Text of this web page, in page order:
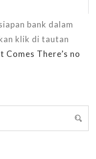
bank dalam
klik di tautan
There’s no